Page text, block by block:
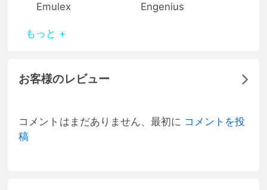
Emulex
Engenius
もっと +
お客様のレビュー
コメントはまだありません、最初に コメントを投
稿